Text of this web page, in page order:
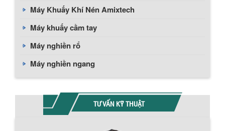
Máy Khuấy Khí Nén Amixtech
Máy khuấy cầm tay
Máy nghiền rổ
Máy nghiền ngang
TƯ VẤN KỸ THUẬT